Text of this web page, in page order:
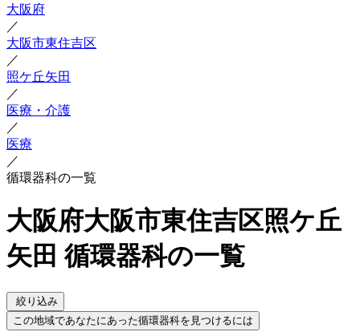
大阪府
／
大阪市東住吉区
／
照ケ丘矢田
／
医療・介護
／
医療
／
循環器科の一覧
大阪府大阪市東住吉区照ケ丘
矢田 循環器科の一覧
絞り込み
この地域であなたにあった循環器科を見つけるには